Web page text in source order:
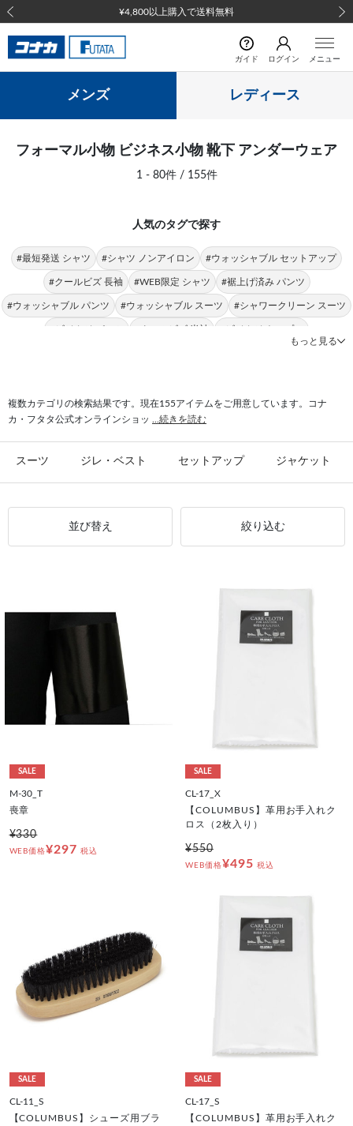
入で送料無料
前の画像
ガイド ログイン メニュー
メンズ レディース
フォーマル小物 ビジネス小物 靴下 アンダーウェア
1 - 80件 / 155件
人気のタグで探す
#最短発送 シャツ #シャツ ノンアイロン #ウォッシャブル セットアップ
#クールビズ 長袖 #WEB限定 シャツ #裾上げ済み パンツ
#ウォッシャブル パンツ #ウォッシャブル スーツ #シャワークリーン スーツ
#ビジカジ パンツ #クールビズ 半袖 #ビジカジ トップス
#スーツ フォーマル
もっと見る
複数カテゴリの検索結果です。現在155アイテムをご用意しています。コナ
カ・フタタ公式オンラインショッ
...続きを読む
スーツ ジレ・ベスト セットアップ ジャケット
並び替え 絞り込む
SALE
M-30_T
喪章
¥330
WEB価格¥297 税込
SALE
CL-17_X
【COLUMBUS】革用お手入れク
ロス（2枚入り）
¥550
WEB価格¥495 税込
SALE
CL-11_S
【COLUMBUS】シューズ用ブラ
SALE
CL-17_S
【COLUMBUS】革用お手入れク